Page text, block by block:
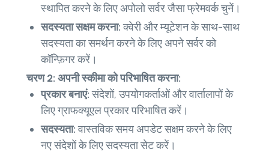
स्थापित करने के लिए अपोलो सर्वर जैसा फ्रेमवर्क चुनें।
सदस्यता सक्षम करना:क्वेरी और म्यूटेशन के साथ-साथ
सदस्यता का समर्थन करने के लिए अपने सर्वर को
कॉन्फ़िगर करें।
चरण 2: अपनी स्कीमा को परिभाषित करना:
प्रकार बनाएं:संदेशों, उपयोगकर्ताओं और वार्तालापों के
लिए ग्राफक्यूएल प्रकार परिभाषित करें।
सदस्यता:वास्तविक समय अपडेट सक्षम करने के लिए
नए संदेशों के लिए सदस्यता सेट करें।